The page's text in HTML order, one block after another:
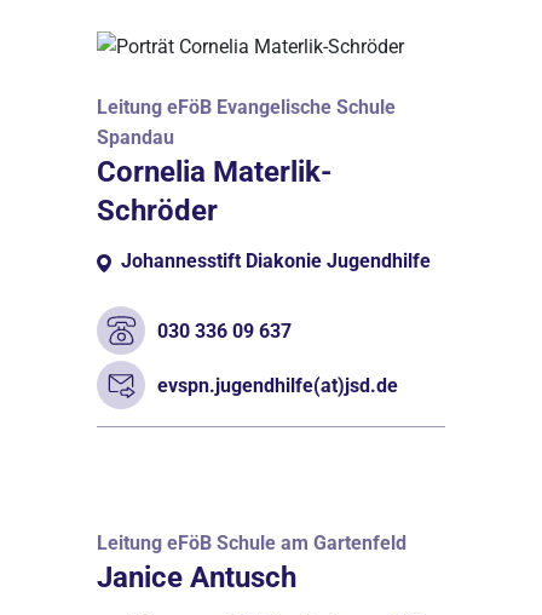
Leitung eFöB Evangelische Schule
Spandau
Cornelia Materlik-
Schröder
Johannesstift Diakonie Jugendhilfe
030 336 09 637
evspn.jugendhilfe(at)jsd.de
Leitung eFöB Schule am Gartenfeld
Janice Antusch